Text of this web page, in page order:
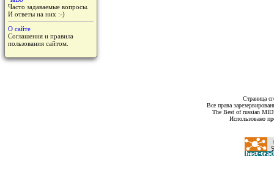
Часто задаваемые вопросы.
И ответы на них :-)
О сайте
Соглашения и правила
пользования сайтом.
Страница
Все права
The Best of russian
Использовано